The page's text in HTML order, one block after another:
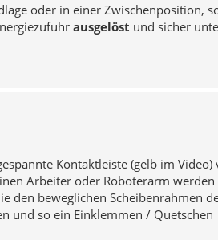
oder in einer Zwischenposition,
ausgelöst und sicher
Kontaktleiste (gelb im Video)
Arbeiter oder Roboterarm werden
den beweglichen Scheibenrahmen
und so ein Einklemmen / Quetschen